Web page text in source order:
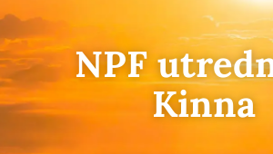
NPF
Kinna